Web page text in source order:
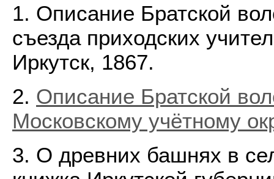
1. Описание Братской
съезда приходских
Иркутск, 1867.
2. Описание Братской
Московскому учётному
3. О древних башнях в